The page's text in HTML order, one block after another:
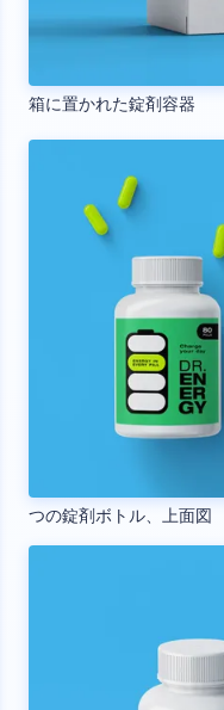
箱に置かれた錠剤容器
つの錠剤ボトル、上面図